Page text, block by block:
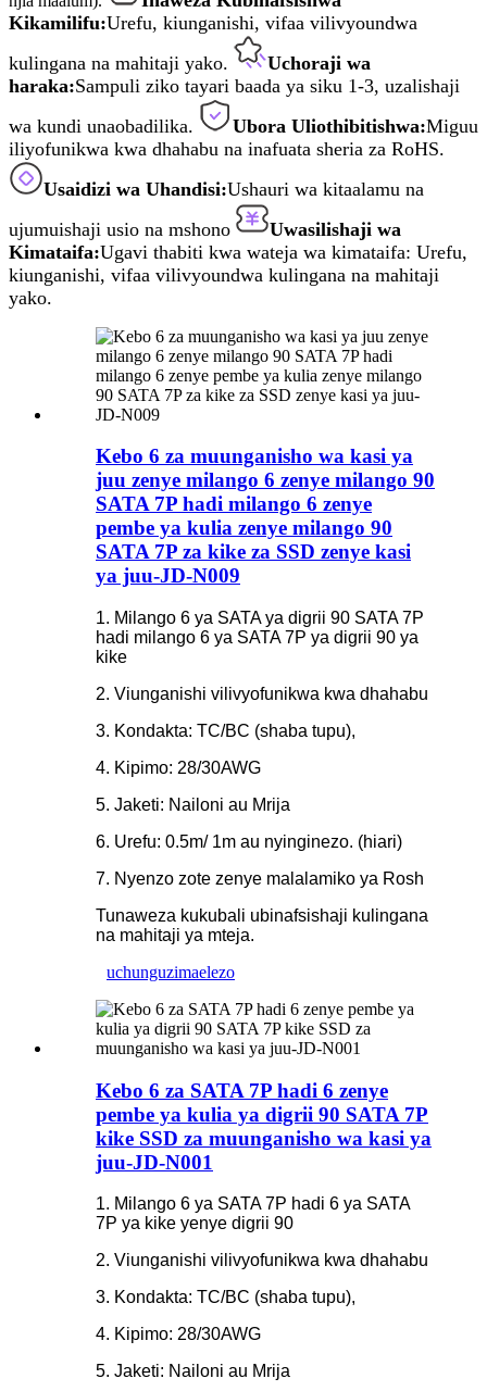
Kikamilifu:Urefu, kiunganishi, vifaa vilivyoundwa
kulingana na mahitaji yako.
Uchoraji wa
haraka:Sampuli ziko tayari baada ya siku 1-3, uzalishaji
wa kundi unaobadilika.
Ubora Uliothibitishwa:Miguu
iliyofunikwa kwa dhahabu na inafuata sheria za RoHS.
Usaidizi wa Uhandisi:Ushauri wa kitaalamu na
ujumuishaji usio na mshono
Uwasilishaji wa
Kimataifa:Ugavi thabiti kwa wateja wa kimataifa: Urefu,
kiunganishi, vifaa vilivyoundwa kulingana na mahitaji
yako.
Kebo 6 za muunganisho wa kasi ya
juu zenye milango 6 zenye milango 90
SATA 7P hadi milango 6 zenye
pembe ya kulia zenye milango 90
SATA 7P za kike za SSD zenye kasi
ya juu-JD-N009
1. Milango 6 ya SATA ya digrii 90 SATA 7P
hadi milango 6 ya SATA 7P ya digrii 90 ya
kike
2. Viunganishi vilivyofunikwa kwa dhahabu
3. Kondakta: TC/BC (shaba tupu),
4. Kipimo: 28/30AWG
5. Jaketi: Nailoni au Mrija
6. Urefu: 0.5m/ 1m au nyinginezo. (hiari)
7. Nyenzo zote zenye malalamiko ya Rosh
Tunaweza kukubali ubinafsishaji kulingana
na mahitaji ya mteja.
uchunguzimaelezo
Kebo 6 za SATA 7P hadi 6 zenye
pembe ya kulia ya digrii 90 SATA 7P
kike SSD za muunganisho wa kasi ya
juu-JD-N001
1. Milango 6 ya SATA 7P hadi 6 ya SATA
7P ya kike yenye digrii 90
2. Viunganishi vilivyofunikwa kwa dhahabu
3. Kondakta: TC/BC (shaba tupu),
4. Kipimo: 28/30AWG
5. Jaketi: Nailoni au Mrija